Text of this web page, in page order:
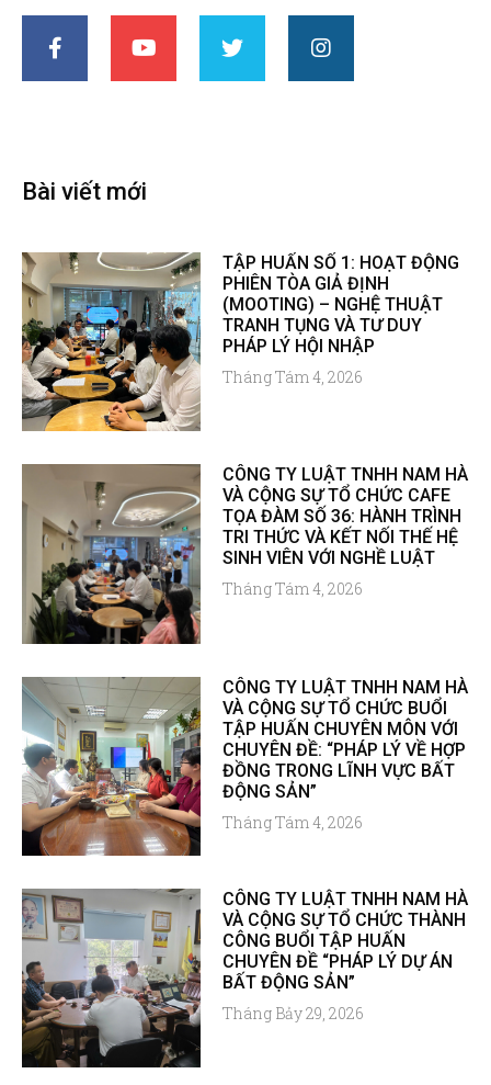
Bài viết mới
TẬP HUẤN SỐ 1: HOẠT ĐỘNG
PHIÊN TÒA GIẢ ĐỊNH
(MOOTING) – NGHỆ THUẬT
TRANH TỤNG VÀ TƯ DUY
PHÁP LÝ HỘI NHẬP
Tháng Tám 4, 2026
CÔNG TY LUẬT TNHH NAM HÀ
VÀ CỘNG SỰ TỔ CHỨC CAFE
TỌA ĐÀM SỐ 36: HÀNH TRÌNH
TRI THỨC VÀ KẾT NỐI THẾ HỆ
SINH VIÊN VỚI NGHỀ LUẬT
Tháng Tám 4, 2026
CÔNG TY LUẬT TNHH NAM HÀ
VÀ CỘNG SỰ TỔ CHỨC BUỔI
TẬP HUẤN CHUYÊN MÔN VỚI
CHUYÊN ĐỀ: “PHÁP LÝ VỀ HỢP
ĐỒNG TRONG LĨNH VỰC BẤT
ĐỘNG SẢN”
Tháng Tám 4, 2026
CÔNG TY LUẬT TNHH NAM HÀ
VÀ CỘNG SỰ TỔ CHỨC THÀNH
CÔNG BUỔI TẬP HUẤN
CHUYÊN ĐỀ “PHÁP LÝ DỰ ÁN
BẤT ĐỘNG SẢN”
Tháng Bảy 29, 2026